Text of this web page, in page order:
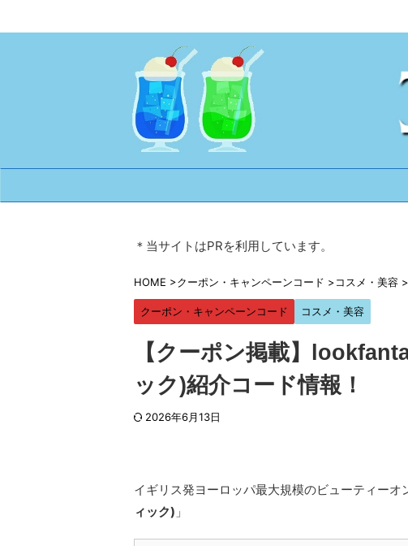
＊当サイトはPRを利用しています。
HOME >クーポン・キャンペーンコード >コスメ・美容 >
クーポン・キャンペーンコード コスメ・美容
【クーポン掲載】
ック)紹介コード情報！
2026年6月13日
イギリス発ヨーロッパ最大規模のビューティーオ
ィック) 」